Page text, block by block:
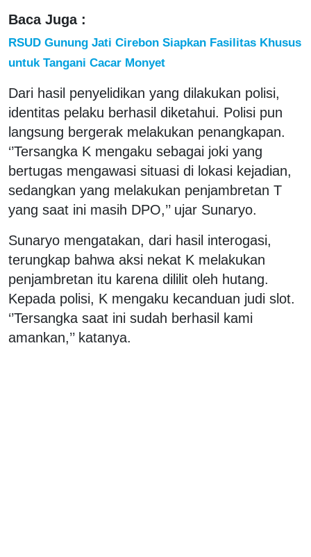
Baca Juga :
RSUD Gunung Jati Cirebon Siapkan Fasilitas Khusus
untuk Tangani Cacar Monyet
Dari hasil penyelidikan yang dilakukan polisi,
identitas pelaku berhasil diketahui. Polisi pun
langsung bergerak melakukan penangkapan.
‘’Tersangka K mengaku sebagai joki yang
bertugas mengawasi situasi di lokasi kejadian,
sedangkan yang melakukan penjambretan T
yang saat ini masih DPO,’’ ujar Sunaryo.
Sunaryo mengatakan, dari hasil interogasi,
terungkap bahwa aksi nekat K melakukan
penjambretan itu karena dililit oleh hutang.
Kepada polisi, K mengaku kecanduan judi slot.
‘’Tersangka saat ini sudah berhasil kami
amankan,’’ katanya.